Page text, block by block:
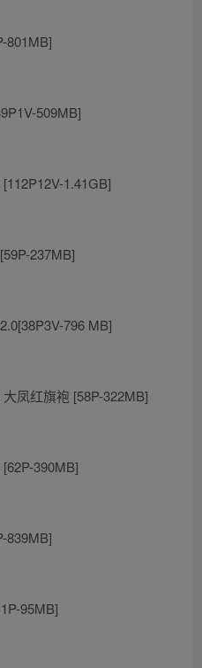
801MB]
509MB]
1.41GB]
237MB]
796 MB]
凤红旗袍 [58P-322MB]
390MB]
839MB]
95MB]